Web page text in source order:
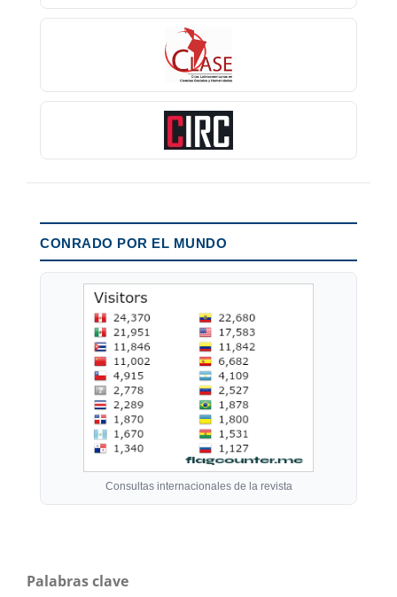
CONRADO POR EL MUNDO
Consultas internacionales de la revista
Palabras clave